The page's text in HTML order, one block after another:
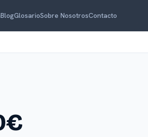
BlogGlosarioSobre NosotrosContacto